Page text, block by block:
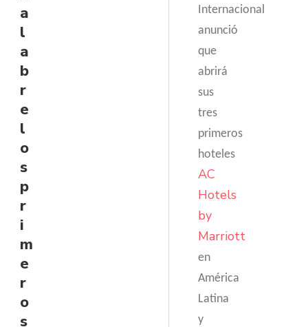
a
l
a
b
r
e
l
o
s
p
r
i
m
e
r
o
s
Internacional
anunció
que
abrirá
sus
tres
primeros
hoteles
AC
Hotels
by
Marriott
en
América
Latina
y